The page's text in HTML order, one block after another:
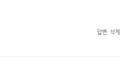
답변 삭제